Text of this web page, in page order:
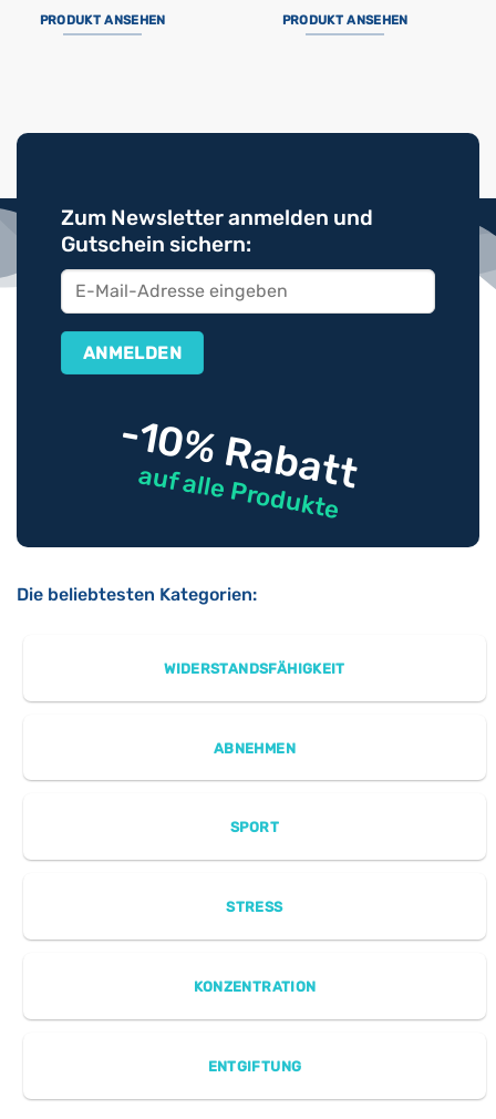
PRODUKT ANSEHEN PRODUKT ANSEHEN
Zum Newsletter anmelden und
Gutschein sichern:
-10% Rabatt
auf alle Produkte
Die beliebtesten Kategorien:
WIDERSTANDSFÄHIGKEIT
ABNEHMEN
SPORT
STRESS
KONZENTRATION
ENTGIFTUNG